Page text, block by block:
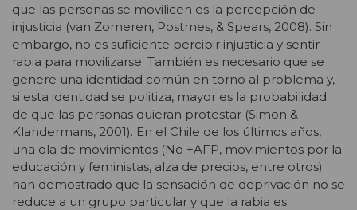
que las personas se movilicen es la percepción de
injusticia (van Zomeren, Postmes, & Spears, 2008). Sin
embargo, no es suficiente percibir injusticia y sentir
rabia para movilizarse. También es necesario que se
genere una identidad común en torno al problema y,
si esta identidad se politiza, mayor es la probabilidad
de que las personas quieran protestar (Simon &
Klandermans, 2001). En el Chile de los últimos años,
una ola de movimientos (No +AFP, movimientos por la
educación y feministas, alza de precios, entre otros)
han demostrado que la sensación de deprivación no se
reduce a un grupo particular y que la rabia es